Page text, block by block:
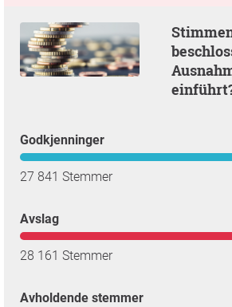
Stimmen Sie für die am 18. März 2025 vom Bundestag
Godkjenninger
27 841 Stemmer
Avslag
28 161 Stemmer
Avholdende stemmer